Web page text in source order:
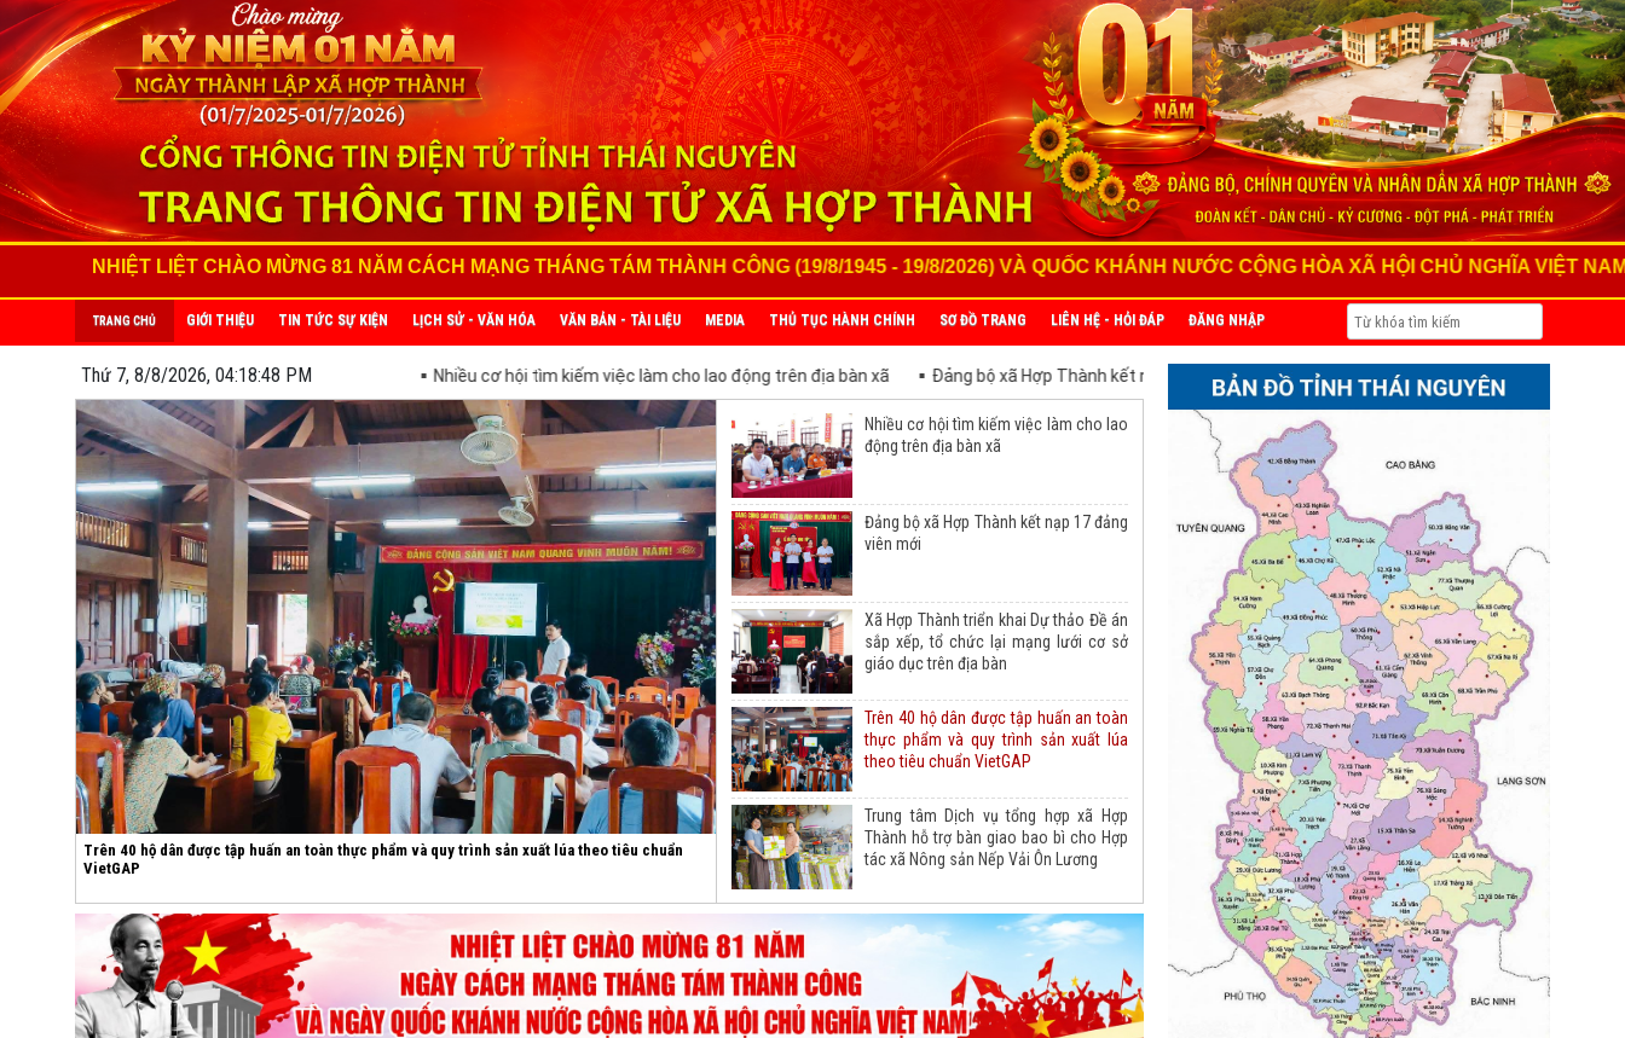
CHÀO MỪNG 81 NĂM CÁCH MẠNG THÁNG TÁM THÀNH CÔNG (19/8/1945 - 19/8/2026) VÀ QUỐC KHÁNH NƯỚC CỘNG HÒA XÃ HỘI CHỦ NGHĨA VIỆT NAM (2/9/1945 -
TRANG CHỦ GIỚI THIỆU TIN TỨC SỰ KIỆN LỊCH SỬ - VĂN HÓA VĂN BẢN - TÀI LIỆU MEDIA THỦ TỤC HÀNH CHÍNH SƠ ĐỒ TRANG LIÊN HỆ - HỎI ĐÁP ĐĂNG NHẬP
Thứ 7, 8/8/2026, 04:18:50 PM
cho lao động trên địa bàn xã Nhiều cơ hội tìm kiếm việc làm cho lao động trên địa bàn xã Đảng bộ xã Hợp Thành kết nạp 17 đảng viên mới Đảng bộ xã Hợp Thành kết nạp 17 đảng viên mới
Trên 40 hộ dân được tập huấn an toàn thực phẩm và quy trình sản xuất lúa theo tiêu chuẩn
VietGAP
Trên 40 hộ dân được tập huấn an toàn thực phẩm và quy trình sản xuất lúa theo tiêu chuẩn
VietGAP
Nhiều cơ hội tìm kiếm việc làm cho lao
động trên địa bàn xã
Đảng bộ xã Hợp Thành kết nạp 17 đảng
viên mới
Xã Hợp Thành triển khai Dự thảo Đề án
sắp xếp, tổ chức lại mạng lưới cơ sở
giáo dục trên địa bàn
Trên 40 hộ dân được tập huấn an toàn
thực phẩm và quy trình sản xuất lúa
theo tiêu chuẩn VietGAP
Trung tâm Dịch vụ tổng hợp xã Hợp
Thành hỗ trợ bàn giao bao bì cho Hợp
tác xã Nông sản Nếp Vải Ôn Lương